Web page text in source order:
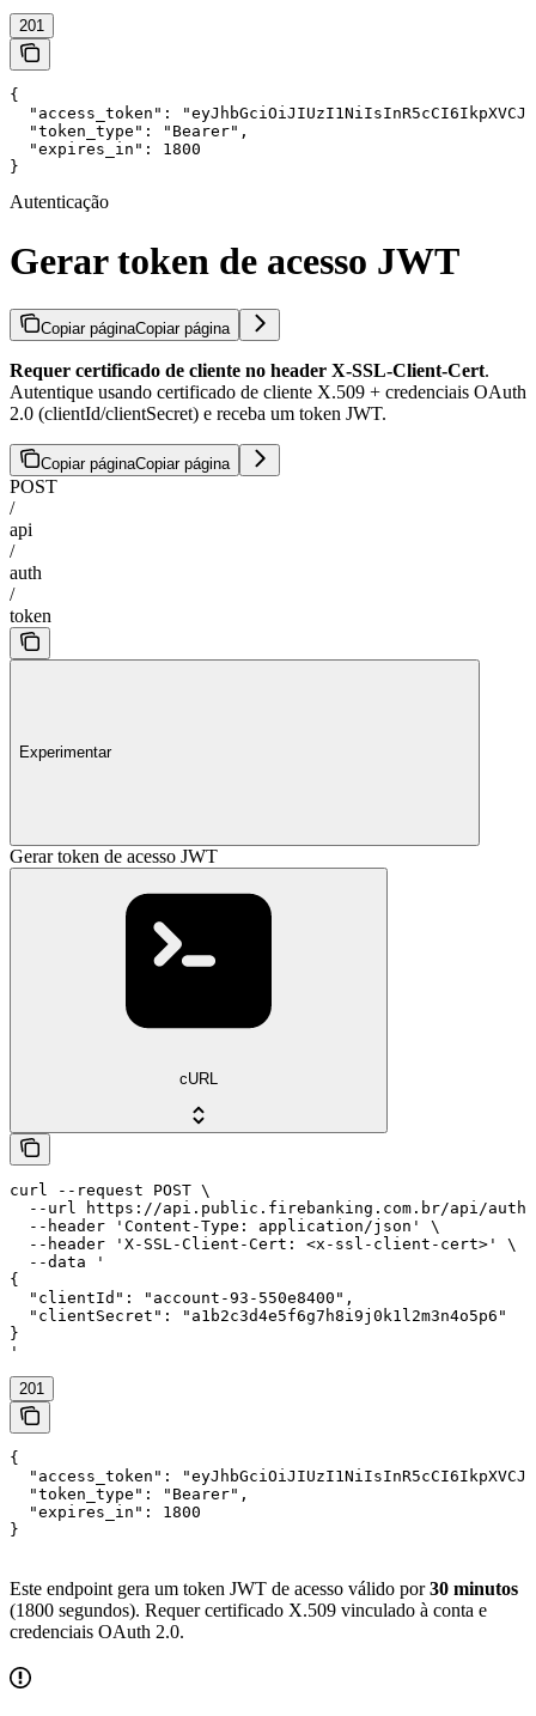
201
{
"access_token":
  "token_type": "Bearer",
  "expires_in": 1800
}
Autenticação
Gerar token de acesso JWT
Copiar páginaCopiar página
Requer certificado de cliente no header X-SSL-Client-Cert.
Autentique usando certificado de cliente X.509 + credenciais OAuth
2.0 (clientId/clientSecret) e receba um token JWT.
Copiar páginaCopiar página
POST
/
api
/
auth
/
token
Experimentar
Gerar token de acesso JWT
cURL
curl --request POST \
--url https://api.public.firebanking.com.br/api/
  --header 'Content-Type: application/json' \
  --header 'X-SSL-Client-Cert: <x-ssl-client-cert>' \
  --data '
{
  "clientId": "account-93-550e8400",
  "clientSecret": "a1b2c3d4e5f6g7h8i9j0k1l2m3n4o5p6"
}
'
201
{
"access_token":
  "token_type": "Bearer",
  "expires_in": 1800
}
Este endpoint gera um token JWT de acesso válido por30 minutos
(1800 segundos). Requer certificado X.509 vinculado à conta e
credenciais OAuth 2.0.